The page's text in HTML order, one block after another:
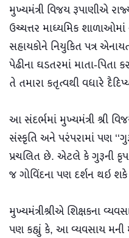
મુખ્યમંત્રી વિજય રૂપાણીએ
ઉચ્ચત્તર માધ્યમિક
સહાયકોને નિયુકિત પત્ર
પેઢીના ઘડતરમાં માતા-પિતા
તે તમારા કતૃત્વથી વધારે
આ સંદર્ભમાં મુખ્યમંત્રી શ્રી
સંસ્કૃતિ અને પરંપરામાં પણ
પ્રચલિત છે. એટલે કે ગુરૂની કૃપા
જ ગોવિંદના પણ દર્શન થઇ
મુખ્યમંત્રીશ્રીએ શિક્ષકના
પણ કહ્યું કે, આ વ્યવસાય મની